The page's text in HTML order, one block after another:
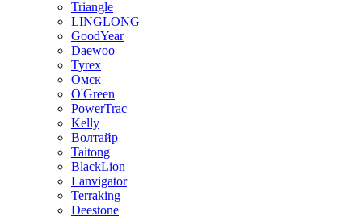
Triangle
LINGLONG
GoodYear
Daewoo
Tyrex
Омск
O'Green
PowerTrac
Kelly
Волтайр
Taitong
BlackLion
Lanvigator
Terraking
Deestone